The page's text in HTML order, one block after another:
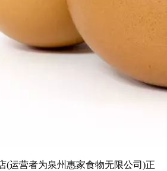
营者为泉州惠家食物无限公司)正